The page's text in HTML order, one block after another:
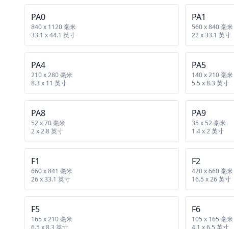
PA0
840 x 1120 毫米
33.1 x 44.1 英寸
PA1
560 x 840 毫米
22 x 33.1 英寸
PA4
210 x 280 毫米
8.3 x 11 英寸
PA5
140 x 210 毫米
5.5 x 8.3 英寸
PA8
52 x 70 毫米
2 x 2.8 英寸
PA9
35 x 52 毫米
1.4 x 2 英寸
F1
660 x 841 毫米
26 x 33.1 英寸
F2
420 x 660 毫米
16.5 x 26 英寸
F5
165 x 210 毫米
6.5 x 8.3 英寸
F6
105 x 165 毫米
4.1 x 6.5 英寸